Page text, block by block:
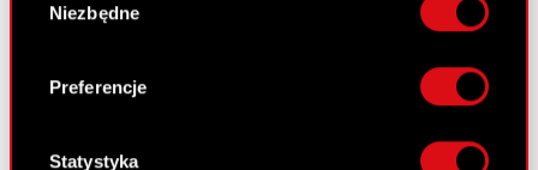
lokalizacji geograficznej z dokładnością nawet
Identyfikować Twoje urządzenie, aktywnie
analizując charakteryzującego je zbiory
palca)
zgody
Niezbędne
Preferencje
Statystyka
Inwestorzy
Kariera